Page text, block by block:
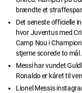
brændte et
Det seneste officielle
hvor Juventus med
Camp Nou i
stjerne scorede to mål.
Messi har vundet
Ronaldo er kåret til
Lionel Messis